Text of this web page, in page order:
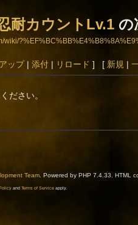
耐カウントLv.1の
wiki/
ップ| 添付| リロード ] [ 新規 |
ださい。
Team. Powered by PHP 7.4.33. HTML
and Terms of Serviceapply.